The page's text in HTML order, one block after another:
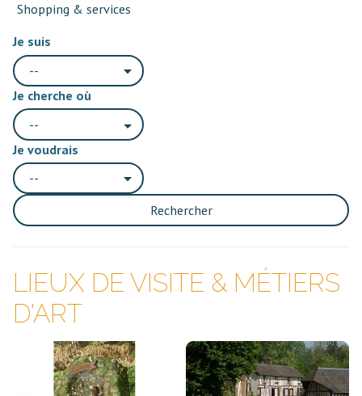
Shopping & services
Je suis
--
Je cherche où
--
Je voudrais
--
Rechercher
LIEUX DE VISITE & MÉTIERS
D'ART